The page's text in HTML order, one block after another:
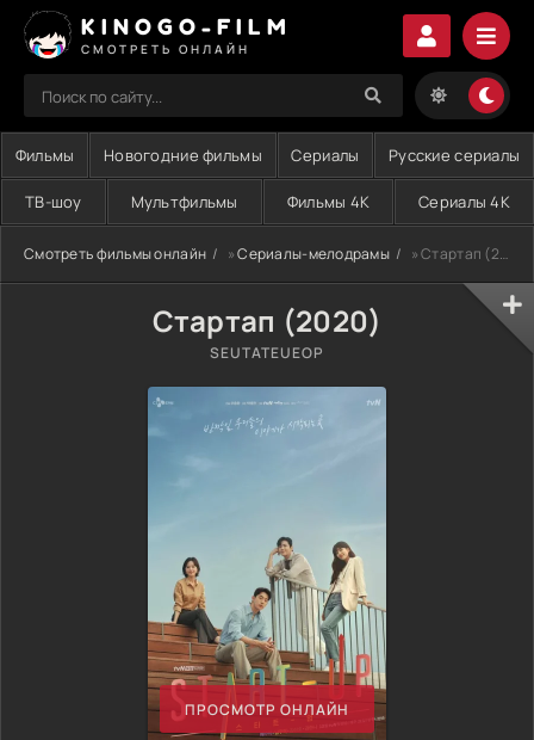
KINOGO-FILM
СМОТРЕТЬ ОНЛАЙН
Фильмы Новогодние фильмы Сериалы Русские сериалы
ТВ-шоу Мультфильмы Фильмы 4K Сериалы 4K
Смотреть фильмы онлайн »Сериалы-мелодрамы » Стартап (2020)
Стартап (2020)
SEUTATEUEOP
ПРОСМОТР ОНЛАЙН